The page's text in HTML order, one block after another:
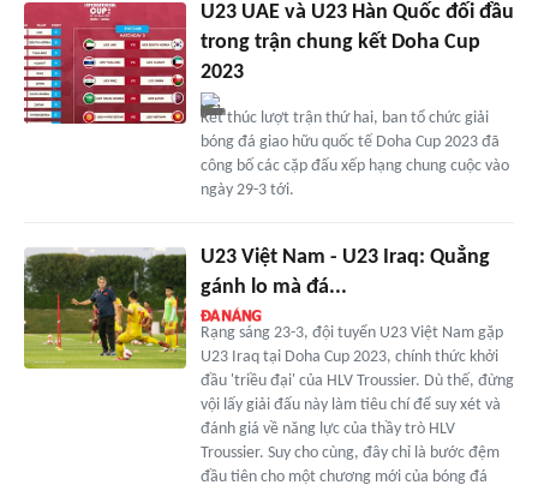
U23 UAE và U23 Hàn Quốc đối đầu
trong trận chung kết Doha Cup
2023
Kết thúc lượt trận thứ hai, ban tổ chức giải
bóng đá giao hữu quốc tế Doha Cup 2023 đã
công bố các cặp đấu xếp hạng chung cuộc vào
ngày 29-3 tới.
U23 Việt Nam - U23 Iraq: Quẳng
gánh lo mà đá...
Rạng sáng 23-3, đội tuyển U23 Việt Nam gặp
U23 Iraq tại Doha Cup 2023, chính thức khởi
đầu 'triều đại' của HLV Troussier. Dù thế, đừng
vội lấy giải đấu này làm tiêu chí để suy xét và
đánh giá về năng lực của thầy trò HLV
Troussier. Suy cho cùng, đây chỉ là bước đệm
đầu tiên cho một chương mới của bóng đá